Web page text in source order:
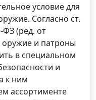
условие для
Согласно ст.
ФЗ (ред. от
оружие и патроны
в специальном
и
к ним
ассортименте